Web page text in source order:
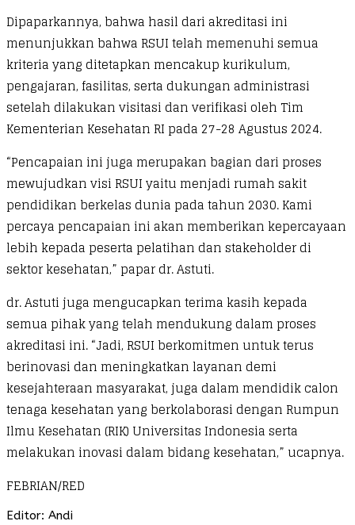
Dipaparkannya, bahwa hasil dari akreditasi ini
menunjukkan bahwa RSUI telah memenuhi semua
kriteria yang ditetapkan mencakup kurikulum,
pengajaran, fasilitas, serta dukungan administrasi
setelah dilakukan visitasi dan verifikasi oleh Tim
Kementerian Kesehatan RI pada 27-28 Agustus 2024.
“Pencapaian ini juga merupakan bagian dari proses
mewujudkan visi RSUI yaitu menjadi rumah sakit
pendidikan berkelas dunia pada tahun 2030. Kami
percaya pencapaian ini akan memberikan kepercayaan
lebih kepada peserta pelatihan dan stakeholder di
sektor kesehatan,” papar dr. Astuti.
dr. Astuti juga mengucapkan terima kasih kepada
semua pihak yang telah mendukung dalam proses
akreditasi ini. “Jadi, RSUI berkomitmen untuk terus
berinovasi dan meningkatkan layanan demi
kesejahteraan masyarakat, juga dalam mendidik calon
tenaga kesehatan yang berkolaborasi dengan Rumpun
Ilmu Kesehatan (RIK) Universitas Indonesia serta
melakukan inovasi dalam bidang kesehatan,” ucapnya.
FEBRIAN/RED
Editor: Andi